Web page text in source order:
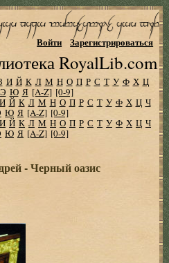
RoyalLib.com
Войти Зарегистрироваться
И Й К Л М Н О П Р С Т У Ф Х Ц
Э Ю Я [A-Z] [0-9]
Й К Л М Н О П Р С Т У Ф Х Ц Ч
Ю Я [A-Z] [0-9]
И Й К Л М Н О П Р С Т У Ф Х Ц Ч
Ю Я [A-Z] [0-9]
- Черный оазис